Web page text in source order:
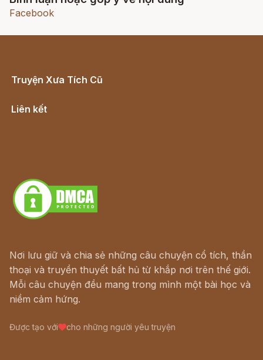
Facebook
Truyện Xưa Tích Cũ
Liên kết
Nơi lưu giữ và chia sẻ những câu chuyện cổ tích, thần
thoại và truyền thuyết bất hủ từ khắp nơi trên thế giới.
Mỗi câu chuyện đều mang trong mình một bài học và
niềm cảm hứng.
Được tạo với cho những người yêu truyện